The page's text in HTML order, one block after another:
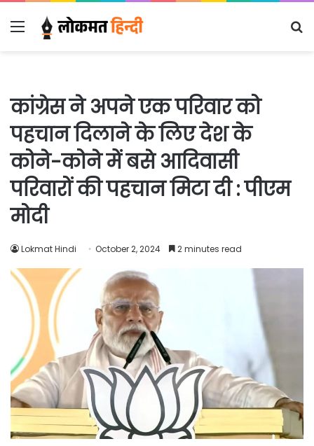
Menu
कांग्रेस ने अपने एक परिवार को
पहचान दिलाने के लिए देश के
कोने-कोने में बसे आदिवासी
परिवारों की पहचान मिटा दी : पीएम
मोदी
Lokmat Hindi October 2, 2024 2 minutes read